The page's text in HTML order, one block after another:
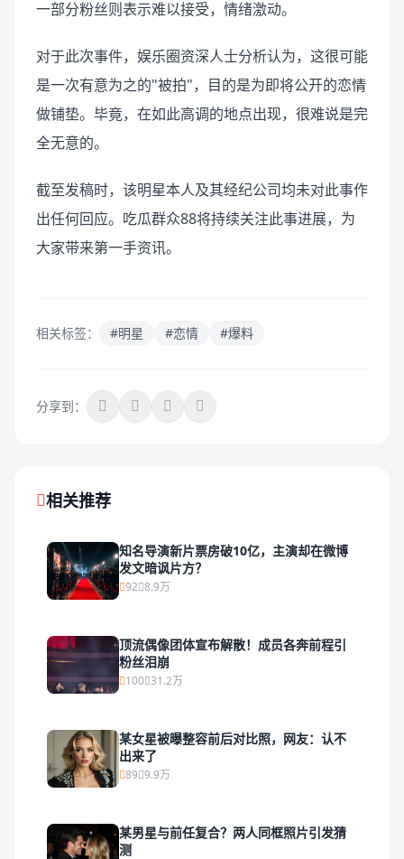
一部分粉丝则表示难以接受，情绪激动。
对于此次事件，娱乐圈资深人士分析认为，这很可能
是一次有意为之的"被拍"，目的是为即将公开的恋情
做铺垫。毕竟，在如此高调的地点出现，很难说是完
全无意的。
截至发稿时，该明星本人及其经纪公司均未对此事作
出任何回应。吃瓜群众88将持续关注此事进展，为
大家带来第一手资讯。
相关标签： #明星 #恋情 #爆料
分享到：
相关推荐
知名导演新片票房破10亿，主演却在微博
发文暗讽片方？
92 8.9万
顶流偶像团体宣布解散！成员各奔前程引
粉丝泪崩
100 31.2万
某女星被曝整容前后对比照，网友：认不
出来了
89 9.9万
某男星与前任复合？两人同框照片引发猜
测